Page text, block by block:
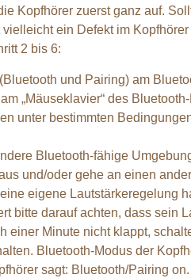
Kopfhörer zuerst ganz auf.
ein Defekt im
2 bis 6:
und Pairing) am
„Mäuseklavier“ des
unter bestimmten
Bluetooth-fähige
und/oder gehe an einen
eigene Lautstärkeregelung
bitte darauf achten, dass sein
einer Minute nicht klappt,
Bluetooth-Modus der
sagt: Bluetooth/Pairing on.